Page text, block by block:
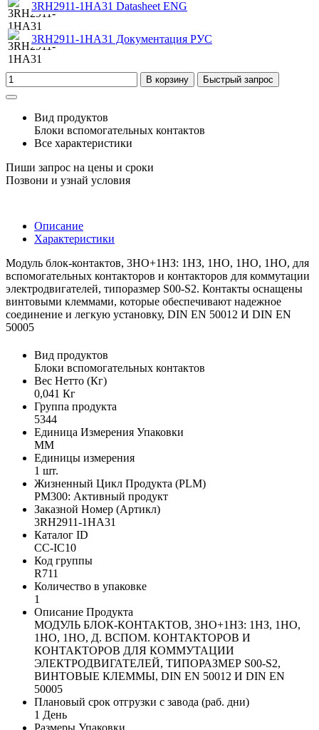
3RH2911-1HA31 Datasheet ENG
3RH2911-1HA31 Документация РУС
В корзину Быстрый запрос
Вид продуктов
Блоки вспомогательных контактов
Все характеристики
Пиши запрос на цены и сроки
Позвони и узнай условия
Описание
Характеристики
Модуль блок-контактов, 3НО+1НЗ: 1НЗ, 1НО, 1НО, 1НО, для
вспомогательных контакторов и контакторов для коммутации
электродвигателей, типоразмер S00-S2. Контакты оснащены
винтовыми клеммами, которые обеспечивают надежное
соединение и легкую установку, DIN EN 50012 И DIN EN
50005
Вид продуктов
Блоки вспомогательных контактов
Вес Нетто (Кг)
0,041 Кг
Группа продукта
5344
Единица Измерения Упаковки
MM
Единицы измерения
1 шт.
Жизненный Цикл Продукта (PLM)
PM300: Активный продукт
Заказной Номер (Артикл)
3RH2911-1HA31
Каталог ID
CC-IC10
Код группы
R711
Количество в упаковке
1
Описание Продукта
МОДУЛЬ БЛОК-КОНТАКТОВ, 3НО+1НЗ: 1НЗ, 1НО,
1НО, 1НО, Д. ВСПОМ. КОНТАКТОРОВ И
КОНТАКТОРОВ ДЛЯ КОММУТАЦИИ
ЭЛЕКТРОДВИГАТЕЛЕЙ, ТИПОРАЗМЕР S00-S2,
ВИНТОВЫЕ КЛЕММЫ, DIN EN 50012 И DIN EN
50005
Плановый срок отгрузки с завода (раб. дни)
1 День